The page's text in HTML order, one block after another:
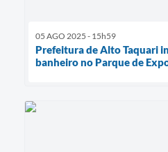
05 AGO 2025 - 15h59
Prefeitura de Alto Taquari
banheiro no Parque de